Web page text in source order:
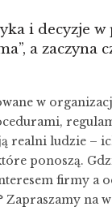
–
I
JAK
i decyzje w
a zaczyna
w
realni ludzie –
ponoszą.
firmy a
Zapraszamy na